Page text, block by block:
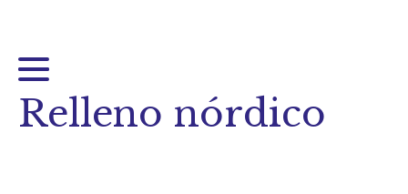
TECNOLOGÍA
INSPÍRATE
ÁREA CLIENTES
Relleno nórdico